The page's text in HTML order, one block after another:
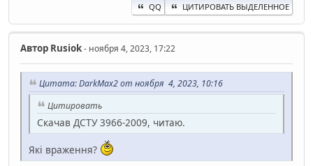
QQ ЦИТИРОВАТЬ ВЫДЕЛЕННОЕ
Автор Rusiok- ноября 4, 2023, 17:22
Цитата: DarkMax2 от ноября 4, 2023, 10:16
Цитировать
Скачав ДСТУ 3966-2009, читаю.
Які враження?